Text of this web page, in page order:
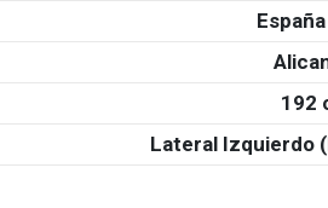
192
Lateral Izquierdo